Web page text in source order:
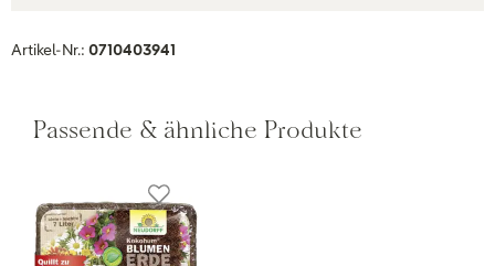
Artikel-Nr.: 0710403941
Passende & ähnliche Produkte